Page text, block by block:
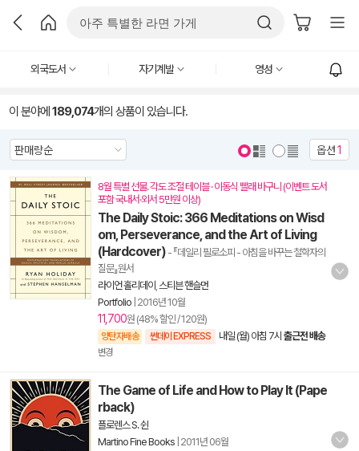
외국도서 자기계발 영성
이 분야에 189,074개의 상품이 있습니다.
옵션1
8월 특별 선물. 각도 조절 테이블 · 이동식 빨래 바구니 (이벤트 도서
포함 국내서·외서 5만원 이상)
The Daily Stoic: 366 Meditations on Wisd
om, Perseverance, and the Art of Living
(Hardcover) - 『데일리 필로소피 - 아침을 바꾸는 철학자의
질문』원서
라이언 홀리데이 스티븐 핸슬먼
Portfolio 2016년 10월
11,700원 (48% 할인 / 120원)
양탄자배송 썬데이 EXPRESS 내일 (월) 아침 7시 출근전 배송
변경
The Game of Life and How to Play It (Pape
rback)
플로렌스 S. 쉰
Martino Fine Books 2011년 06월